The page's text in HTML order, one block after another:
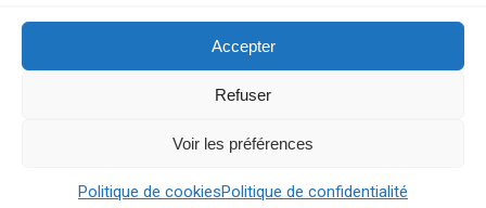
Accepter
Refuser
Voir les préférences
Politique de cookiesPolitique de confidentialité
Explorez nos bonnes adresses
Contact